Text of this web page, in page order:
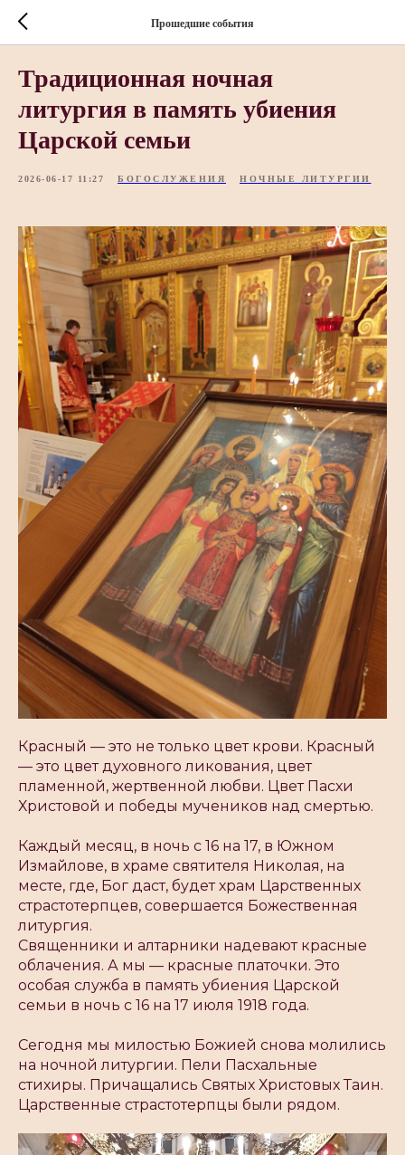
Прошедшие события
Традиционная ночная
литургия в память убиения
Царской семьи
2026-06-17 11:27 БОГОСЛУЖЕНИЯ НОЧНЫЕ ЛИТУРГИИ
Красный — это не только цвет крови. Красный
— это цвет духовного ликования, цвет
пламенной, жертвенной любви. Цвет Пасхи
Христовой и победы мучеников над смертью.
Каждый месяц, в ночь с 16 на 17, в Южном
Измайлове, в храме святителя Николая, на
месте, где, Бог даст, будет храм Царственных
страстотерпцев, совершается Божественная
литургия.
Священники и алтарники надевают красные
облачения. А мы — красные платочки. Это
особая служба в память убиения Царской
семьи в ночь с 16 на 17 июля 1918 года.
Сегодня мы милостью Божией снова молились
на ночной литургии. Пели Пасхальные
стихиры. Причащались Святых Христовых Таин.
Царственные страстотерпцы были рядом.